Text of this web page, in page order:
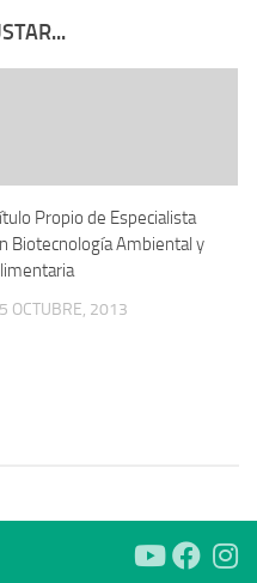
Propio de Especialista
Biotecnología Ambiental y
OCTUBRE, 2013